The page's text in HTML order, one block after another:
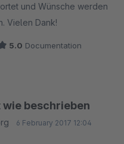
und Wünsche werden
Vielen Dank!
5.0 Documentation
beschrieben
6 February 2017 12:04